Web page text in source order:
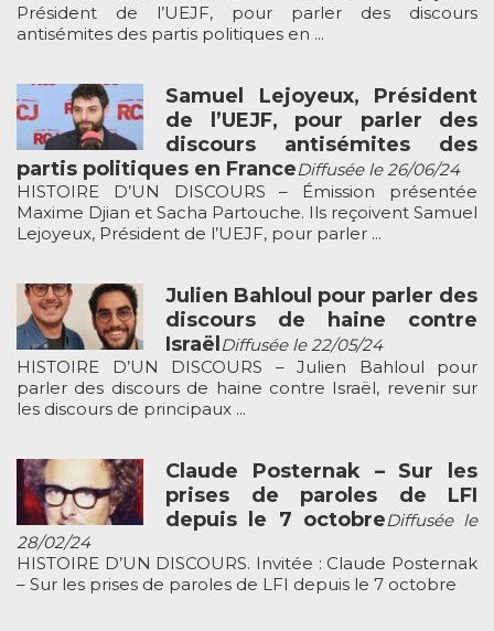
Président de l’UEJF, pour parler des discours
antisémites des partis politiques en ...
Samuel Lejoyeux, Président
de l’UEJF, pour parler des
discours antisémites des
partis politiques en FranceDiffusée le 26/06/24
HISTOIRE D’UN DISCOURS – Émission présentée
Maxime Djian et Sacha Partouche. Ils reçoivent Samuel
Lejoyeux, Président de l’UEJF, pour parler ...
Julien Bahloul pour parler des
discours de haine contre
Israël Diffusée le 22/05/24
HISTOIRE D’UN DISCOURS – Julien Bahloul pour
parler des discours de haine contre Israël, revenir sur
les discours de principaux ...
Claude Posternak – Sur les
prises de paroles de LFI
depuis le 7 octobreDiffusée le
28/02/24
HISTOIRE D’UN DISCOURS. Invitée : Claude Posternak
– Sur les prises de paroles de LFI depuis le 7 octobre